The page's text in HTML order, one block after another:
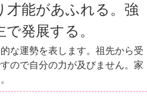
才能があふれる。強
発展する。
な運勢を表します。祖先から受
ので自分の力が及びません。家